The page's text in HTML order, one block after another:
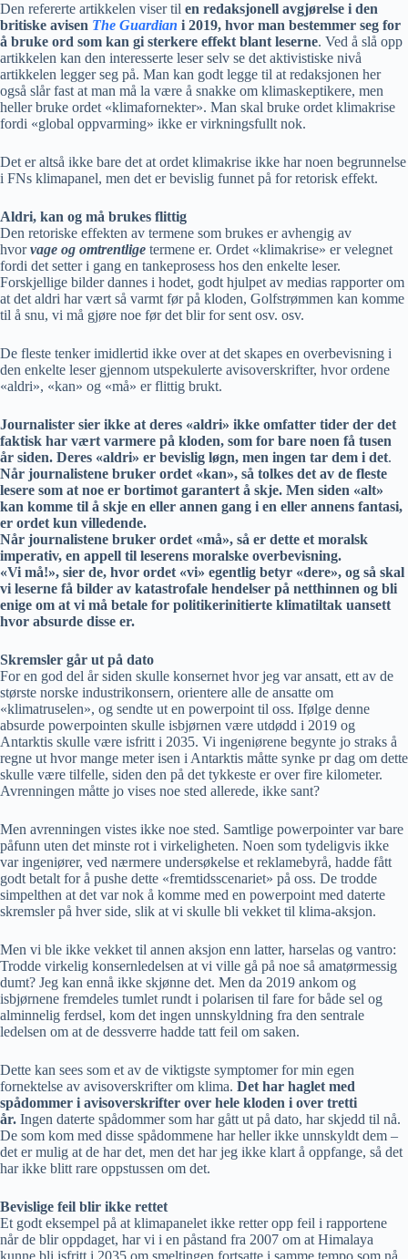
Den refererte artikkelen viser til en redaksjonell avgjørelse i den
britiske avisen The Guardian i 2019, hvor man bestemmer seg for
å bruke ord som kan gi sterkere effekt blant leserne. Ved å slå opp
artikkelen kan den interesserte leser selv se det aktivistiske nivå
artikkelen legger seg på. Man kan godt legge til at redaksjonen her
også slår fast at man må la være å snakke om klimaskeptikere, men
heller bruke ordet «klimafornekter». Man skal bruke ordet klimakrise
fordi «global oppvarming» ikke er virkningsfullt nok.
Det er altså ikke bare det at ordet klimakrise ikke har noen begrunnelse
i FNs klimapanel, men det er bevislig funnet på for retorisk effekt.
Aldri, kan og må brukes flittig
Den retoriske effekten av termene som brukes er avhengig av
hvorvage og omtrentlige termene er. Ordet «klimakrise» er velegnet
fordi det setter i gang en tankeprosess hos den enkelte leser.
Forskjellige bilder dannes i hodet, godt hjulpet av medias rapporter om
at det aldri har vært så varmt før på kloden, Golfstrømmen kan komme
til å snu, vi må gjøre noe før det blir for sent osv. osv.
De fleste tenker imidlertid ikke over at det skapes en overbevisning i
den enkelte leser gjennom utspekulerte avisoverskrifter, hvor ordene
«aldri», «kan» og «må» er flittig brukt.
Journalister sier ikke at deres «aldri» ikke omfatter tider der det
faktisk har vært varmere på kloden, som for bare noen få tusen
år siden. Deres «aldri» er bevislig løgn, men ingen tar dem i det.
Når journalistene bruker ordet «kan», så tolkes det av de fleste
lesere som at noe er bortimot garantert å skje. Men siden «alt»
kan komme til å skje en eller annen gang i en eller annens fantasi,
er ordet kun villedende.
Når journalistene bruker ordet «må», så er dette et moralsk
imperativ, en appell til leserens moralske overbevisning.
«Vi må!», sier de, hvor ordet «vi» egentlig betyr «dere», og så skal
vi leserne få bilder av katastrofale hendelser på netthinnen og bli
enige om at vi må betale for politikerinitierte klimatiltak uansett
hvor absurde disse er.
Skremsler går ut på dato
For en god del år siden skulle konsernet hvor jeg var ansatt, ett av de
største norske industrikonsern, orientere alle de ansatte om
«klimatruselen», og sendte ut en powerpoint til oss. Ifølge denne
absurde powerpointen skulle isbjørnen være utdødd i 2019 og
Antarktis skulle være isfritt i 2035. Vi ingeniørene begynte jo straks å
regne ut hvor mange meter isen i Antarktis måtte synke pr dag om dette
skulle være tilfelle, siden den på det tykkeste er over fire kilometer.
Avrenningen måtte jo vises noe sted allerede, ikke sant?
Men avrenningen vistes ikke noe sted. Samtlige powerpointer var bare
påfunn uten det minste rot i virkeligheten. Noen som tydeligvis ikke
var ingeniører, ved nærmere undersøkelse et reklamebyrå, hadde fått
godt betalt for å pushe dette «fremtidsscenariet» på oss. De trodde
simpelthen at det var nok å komme med en powerpoint med daterte
skremsler på hver side, slik at vi skulle bli vekket til klima-aksjon.
Men vi ble ikke vekket til annen aksjon enn latter, harselas og vantro:
Trodde virkelig konsernledelsen at vi ville gå på noe så amatørmessig
dumt? Jeg kan ennå ikke skjønne det. Men da 2019 ankom og
isbjørnene fremdeles tumlet rundt i polarisen til fare for både sel og
alminnelig ferdsel, kom det ingen unnskyldning fra den sentrale
ledelsen om at de dessverre hadde tatt feil om saken.
Dette kan sees som et av de viktigste symptomer for min egen
fornektelse av avisoverskrifter om klima. Det har haglet med
spådommer i avisoverskrifter over hele kloden i over tretti
år. Ingen daterte spådommer som har gått ut på dato, har skjedd til nå.
De som kom med disse spådommene har heller ikke unnskyldt dem –
det er mulig at de har det, men det har jeg ikke klart å oppfange, så det
har ikke blitt rare oppstussen om det.
Bevislige feil blir ikke rettet
Et godt eksempel på at klimapanelet ikke retter opp feil i rapportene
når de blir oppdaget, har vi i en påstand fra 2007 om at Himalaya